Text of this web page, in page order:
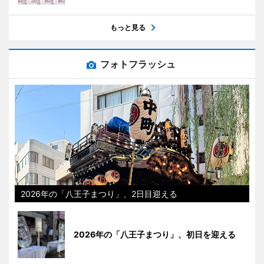
もっと見る
フォトフラッシュ
2026年の「八王子まつり」、2日目迎える
2026年の「八王子まつり」、初日を迎える